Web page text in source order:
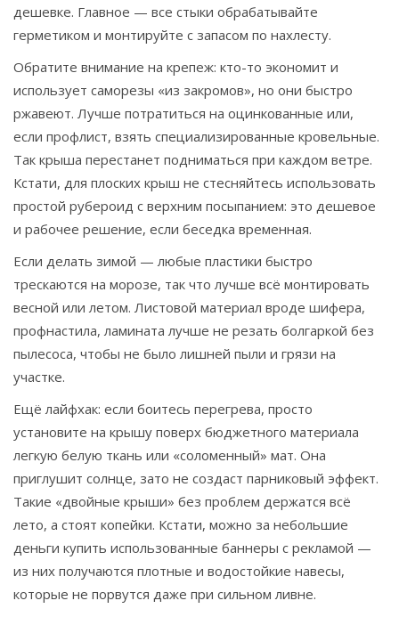
дешевке. Главное — все стыки обрабатывайте
герметиком и монтируйте с запасом по нахлесту.
Обратите внимание на крепеж: кто-то экономит и
использует саморезы «из закромов», но они быстро
ржавеют. Лучше потратиться на оцинкованные или,
если профлист, взять специализированные кровельные.
Так крыша перестанет подниматься при каждом ветре.
Кстати, для плоских крыш не стесняйтесь использовать
простой рубероид с верхним посыпанием: это дешевое
и рабочее решение, если беседка временная.
Если делать зимой — любые пластики быстро
трескаются на морозе, так что лучше всё монтировать
весной или летом. Листовой материал вроде шифера,
профнастила, ламината лучше не резать болгаркой без
пылесоса, чтобы не было лишней пыли и грязи на
участке.
Ещё лайфхак: если боитесь перегрева, просто
установите на крышу поверх бюджетного материала
легкую белую ткань или «соломенный» мат. Она
приглушит солнце, зато не создаст парниковый эффект.
Такие «двойные крыши» без проблем держатся всё
лето, а стоят копейки. Кстати, можно за небольшие
деньги купить использованные баннеры с рекламой —
из них получаются плотные и водостойкие навесы,
которые не порвутся даже при сильном ливне.